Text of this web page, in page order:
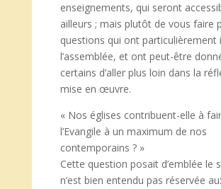
enseignements, qui seront
ailleurs ; mais plutôt de vous faire
questions qui ont particulièrement
l’assemblée, et ont peut-être
certains d’aller plus loin dans la
mise en œuvre.
« Nos églises contribuent-elle à
l’Evangile à un maximum de nos
contemporains ? »
Cette question posait d’emblée le
n’est bien entendu pas réservée